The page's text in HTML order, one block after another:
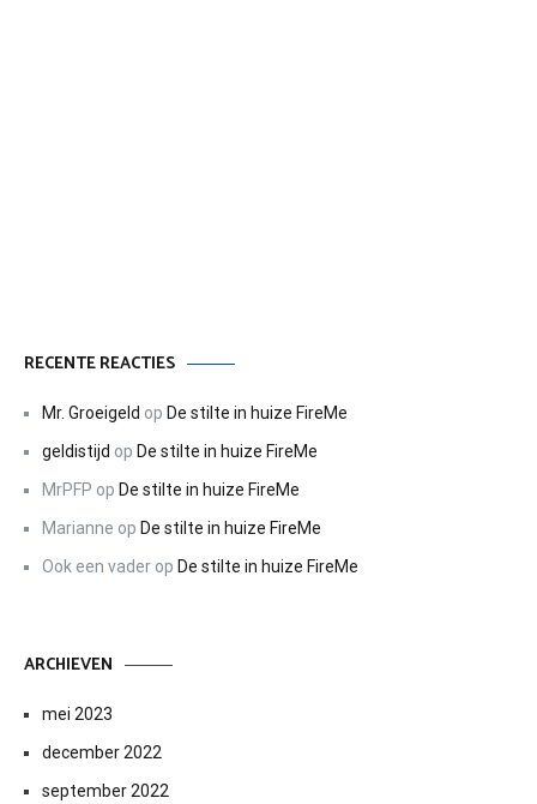
RECENTE REACTIES
Mr. Groeigeld op De stilte in huize FireMe
geldistijd op De stilte in huize FireMe
MrPFP op De stilte in huize FireMe
Marianne op De stilte in huize FireMe
Ook een vader op De stilte in huize FireMe
ARCHIEVEN
mei 2023
december 2022
september 2022